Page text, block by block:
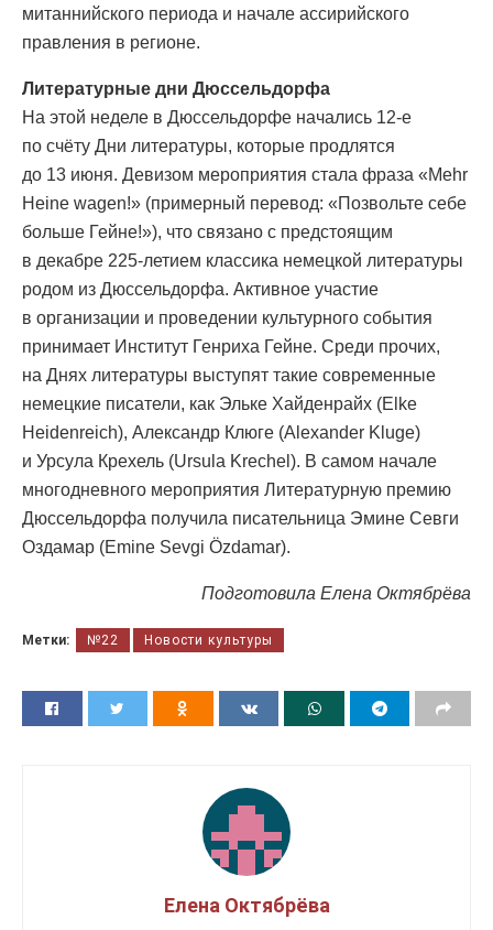
митаннийского периода и начале ассирийского
правления в регионе.
Литературные дни Дюссельдорфа
На этой неделе в Дюссельдорфе начались 12-е
по счёту Дни литературы, которые продлятся
до 13 июня. Девизом мероприятия стала фраза «Mehr
Heine wagen!» (примерный перевод: «Позвольте себе
больше Гейне!»), что связано с предстоящим
в декабре 225-летием классика немецкой литературы
родом из Дюссельдорфа. Активное участие
в организации и проведении культурного события
принимает Институт Генриха Гейне. Среди прочих,
на Днях литературы выступят такие современные
немецкие писатели, как Эльке Хайденрайх (Elke
Heidenreich), Александр Клюге (Alexander Kluge)
и Урсула Крехель (Ursula Krechel). В самом начале
многодневного мероприятия Литературную премию
Дюссельдорфа получила писательница Эмине Севги
Оздамар (Emine Sevgi Özdamar).
Подготовила Елена Октябрёва
Метки: №22 Новости культуры
Елена Октябрёва